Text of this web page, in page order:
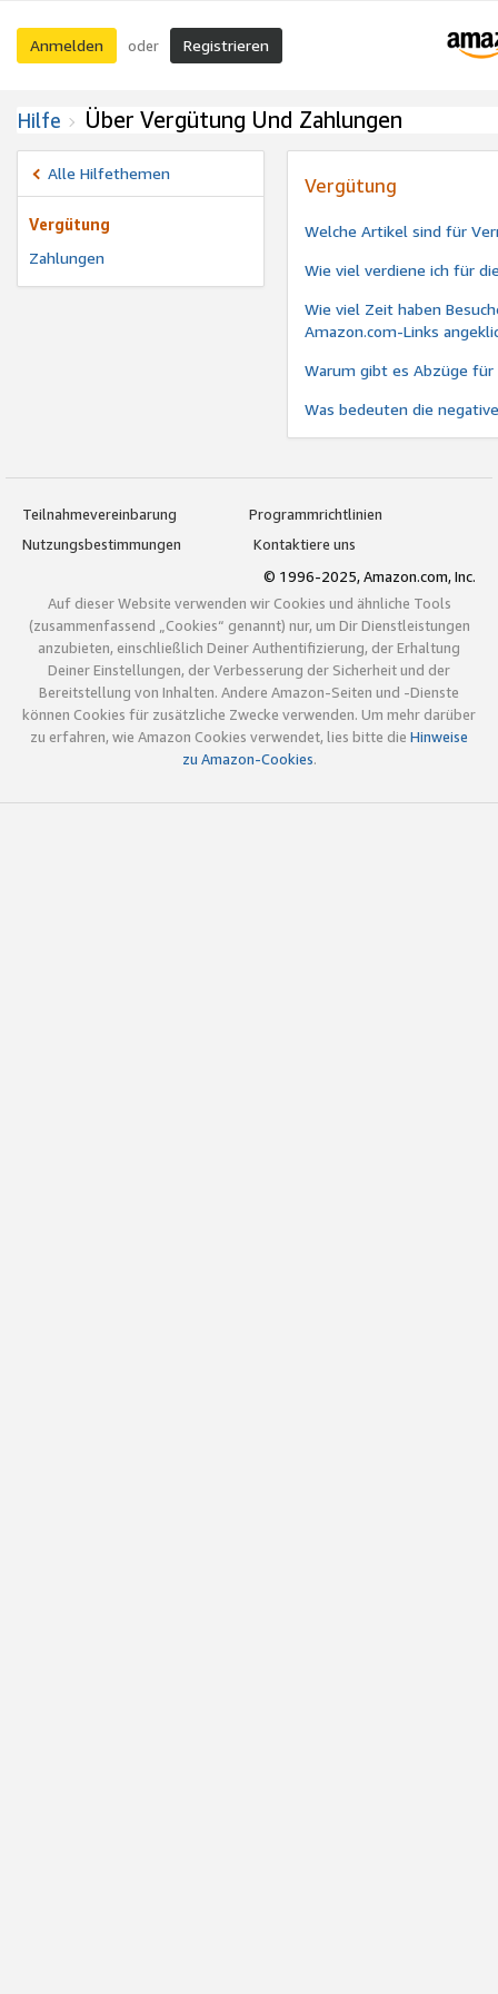
Anmelden oder Registrieren
Hilfe Über Vergütung Und Zahlungen
Alle Hilfethemen
Vergütung
Zahlungen
Vergütung
Welche Artikel sind für
Wie viel verdiene ich für
Wie viel Zeit haben
Amazon.com-Links
Warum gibt es Abzüge für
Was bedeuten die
Teilnahmevereinbarung
Programmrichtlinien
Nutzungsbestimmungen
Kontaktiere uns
© 1996-2025, Amazon.com, Inc.
Auf dieser Website verwenden wir Cookies und ähnliche Tools
(zusammenfassend „Cookies“ genannt) nur, um Dir Dienstleistungen
anzubieten, einschließlich Deiner Authentifizierung, der Erhaltung
Deiner Einstellungen, der Verbesserung der Sicherheit und der
Bereitstellung von Inhalten. Andere Amazon-Seiten und -Dienste
können Cookies für zusätzliche Zwecke verwenden. Um mehr darüber
zu erfahren, wie Amazon Cookies verwendet, lies bitte die Hinweise
zu Amazon-Cookies.